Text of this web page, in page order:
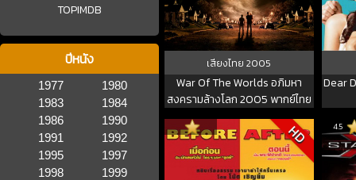
TOPIMDB
ปีหนัง
1977
1980
1983
1984
1986
1990
1991
1992
1995
1997
1998
1999
เสียงไทย2005
War Of The Worlds อภิมหา
สงครามล้างโลก 2005 พากย์ไทย
Dear
HD 4.5